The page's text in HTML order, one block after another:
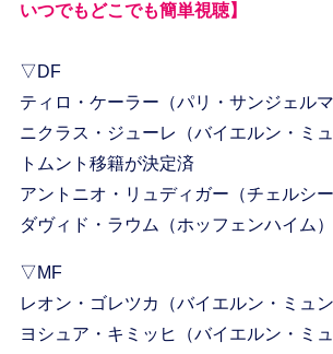
いつでもどこでも簡単視聴】
▽DF
ティロ・ケーラー（パリ・サンジェル
ニクラス・ジューレ（バイエルン・ミ
トムント移籍が決定済
アントニオ・リュディガー（チェルシー
ダヴィド・ラウム（ホッフェンハイム）
▽MF
レオン・ゴレツカ（バイエルン・ミュン
ヨシュア・キミッヒ（バイエルン・ミュ